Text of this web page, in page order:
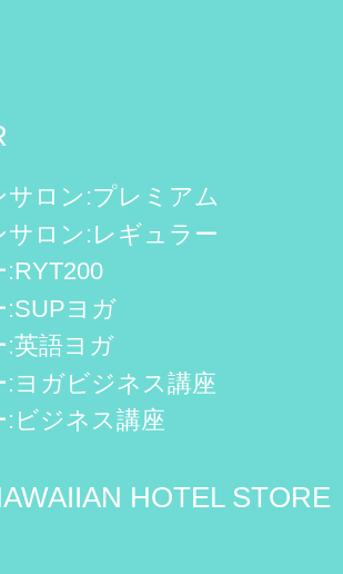
サロン:プレミアム
サロン:レギュラー
:SUPヨガ
:英語ヨガ
:ヨガビジネス講座
:ビジネス講座
HOTEL STORE